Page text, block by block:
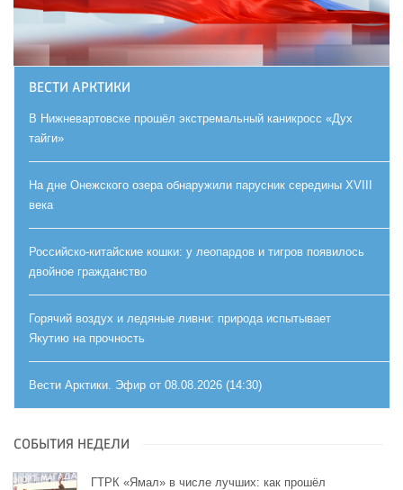
ВЕСТИ АРКТИКИ
В Нижневартовске прошёл экстремальный каникросс «Дух
тайги»
На дне Онежского озера обнаружили парусник середины XVIII
века
Российско-китайские кошки: у леопардов и тигров появилось
двойное гражданство
Горячий воздух и ледяные ливни: природа испытывает
Якутию на прочность
Вести Арктики. Эфир от 08.08.2026 (14:30)
СОБЫТИЯ НЕДЕЛИ
ГТРК «Ямал» в числе лучших: как прошёл